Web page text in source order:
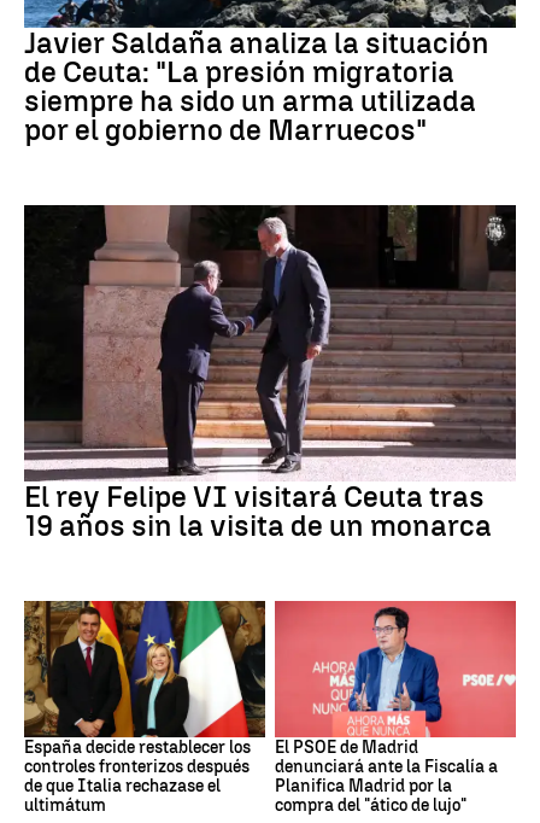
Crisis migratoria Ceuta
Javier Saldaña analiza la situación
de Ceuta: "La presión migratoria
siempre ha sido un arma utilizada
por el gobierno de Marruecos"
Crisis Migratoria
El rey Felipe VI visitará Ceuta tras
19 años sin la visita de un monarca
CRISIS MIGRATORIA
España decide restablecer los
controles fronterizos después
de que Italia rechazase el
ultimátum
PSOE MADRID
El PSOE de Madrid
denunciará ante la Fiscalía a
Planifica Madrid por la
compra del "ático de lujo"